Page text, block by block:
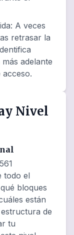
: A veces
retrasar la
adelante
Nivel
todo el
bloques
están
de
tu